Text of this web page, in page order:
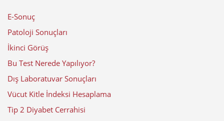
E-Sonuç
Patoloji Sonuçları
İkinci Görüş
Bu Test Nerede Yapılıyor?
Dış Laboratuvar Sonuçları
Vücut Kitle İndeksi Hesaplama
Tip 2 Diyabet Cerrahisi